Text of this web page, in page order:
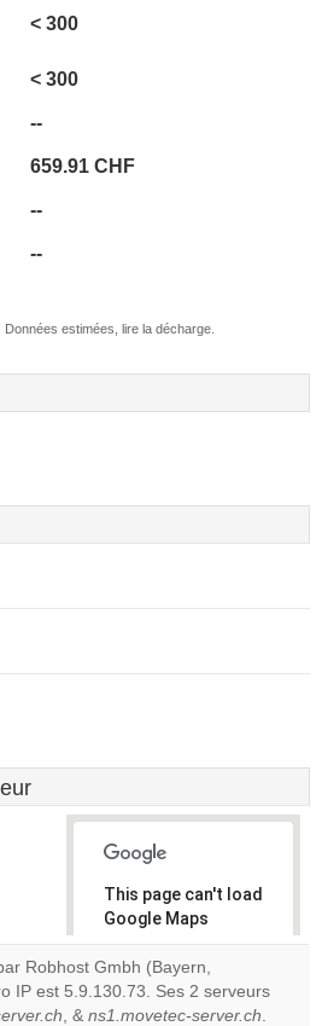
< 300
< 300
--
659.91 CHF
--
--
estimées, lire la décharge.
This page can't load
Google Maps
correctly.
Do you
own this
OK
Robhost Gmbh (Bayern,
IP est 5.9.130.73. Ses 2 serveurs
, & ns1.movetec-server.ch.